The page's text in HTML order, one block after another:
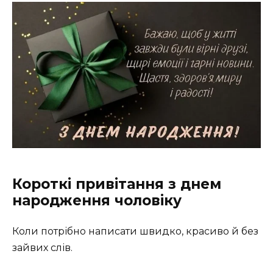
Короткі привітання з днем
народження чоловіку
Коли потрібно написати швидко, красиво й без
зайвих слів.